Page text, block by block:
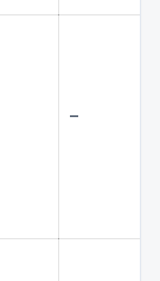
–